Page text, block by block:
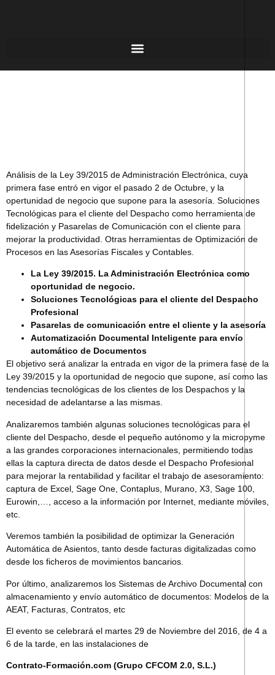
Análisis de la Ley 39/2015 de Administración Electrónica, cuya
primera fase entró en vigor el pasado 2 de Octubre, y la
opertunidad de negocio que supone para la asesoría. Soluciones
Tecnológicas para el cliente del Despacho como herramienta de
fidelización y Pasarelas de Comunicación con el cliente para
mejorar la productividad. Otras herramientas de Optimización de
Procesos en las Asesorías Fiscales y Contables.
La Ley 39/2015. La Administración Electrónica como
oportunidad de negocio.
Soluciones Tecnológicas para el cliente del Despacho
Profesional
Pasarelas de comunicación entre el cliente y la asesoría
Automatización Documental Inteligente para envío
automático de Documentos
El objetivo será analizar la entrada en vigor de la primera fase de la
Ley 39/2015 y la oportunidad de negocio que supone, así como las
tendencias tecnológicas de los clientes de los Despachos y la
necesidad de adelantarse a las mismas.
Analizaremos también algunas soluciones tecnológicas para el
cliente del Despacho, desde el pequeño autónomo y la micropyme
a las grandes corporaciones internacionales, permitiendo todas
ellas la captura directa de datos desde el Despacho Profesional
para mejorar la rentabilidad y facilitar el trabajo de asesoramiento:
captura de Excel, Sage One, Contaplus, Murano, X3, Sage 100,
Eurowin,…
, acceso a la información por Internet, mediante móviles,
etc.
Veremos también la posibilidad de optimizar la Generación
Automática de Asientos, tanto desde facturas digitalizadas como
desde los ficheros de movimientos bancarios.
Por último, analizaremos los Sistemas de Archivo Documental con
almacenamiento y envío automático de documentos: Modelos de la
AEAT, Facturas, Contratos, etc
El evento se celebrará el martes 29 de Noviembre del 2016, de 4 a
6 de la tarde, en las instalaciones de
Contrato-Formación.com (Grupo CFCOM 2.0, S.L.)